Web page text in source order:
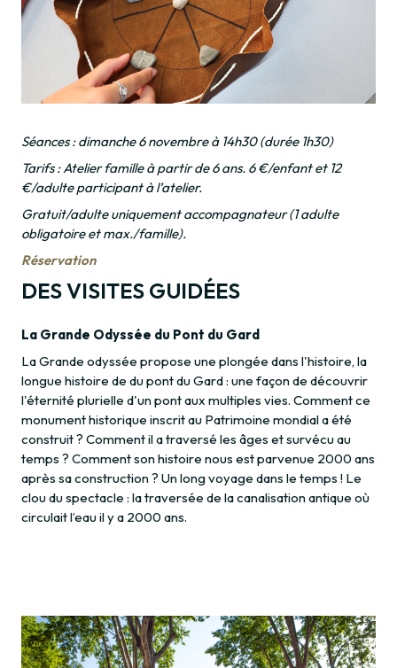
Séances : dimanche 6 novembre à 14h30 (durée 1h30)
Tarifs : Atelier famille à partir de 6 ans. 6 €/enfant et 12
€/adulte participant à l’atelier.
Gratuit/adulte uniquement accompagnateur (1 adulte
obligatoire et max./famille).
Réservation
DES VISITES GUIDÉES
La Grande Odyssée du Pont du Gard
La Grande odyssée propose une plongée dans l'histoire, la
longue histoire de du pont du Gard : une façon de découvrir
l'éternité plurielle d'un pont aux multiples vies. Comment ce
monument historique inscrit au Patrimoine mondial a été
construit ? Comment il a traversé les âges et survécu au
temps ? Comment son histoire nous est parvenue 2000 ans
après sa construction ? Un long voyage dans le temps ! Le
clou du spectacle : la traversée de la canalisation antique où
circulait l’eau il y a 2000 ans.